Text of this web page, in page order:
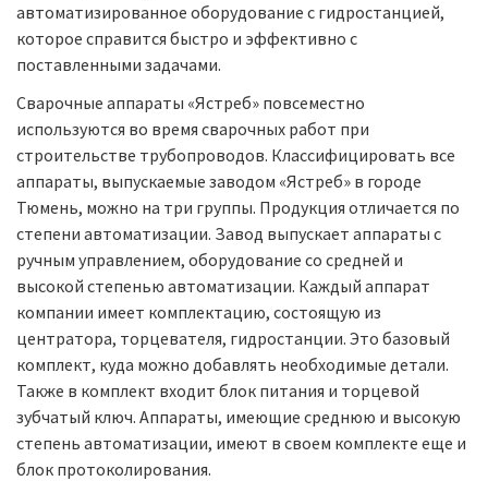
автоматизированное оборудование с гидростанцией,
которое справится быстро и эффективно с
поставленными задачами.
Сварочные аппараты «Ястреб» повсеместно
используются во время сварочных работ при
строительстве трубопроводов. Классифицировать все
аппараты, выпускаемые заводом «Ястреб» в городе
Тюмень, можно на три группы. Продукция отличается по
степени автоматизации. Завод выпускает аппараты с
ручным управлением, оборудование со средней и
высокой степенью автоматизации. Каждый аппарат
компании имеет комплектацию, состоящую из
центратора, торцевателя, гидростанции. Это базовый
комплект, куда можно добавлять необходимые детали.
Также в комплект входит блок питания и торцевой
зубчатый ключ. Аппараты, имеющие среднюю и высокую
степень автоматизации, имеют в своем комплекте еще и
блок протоколирования.